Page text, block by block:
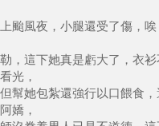
颱風夜，小腿還受了傷，
，這下她真是虧大了，衣衫
光，
幫她包紮還強行以口餵食
嬌，